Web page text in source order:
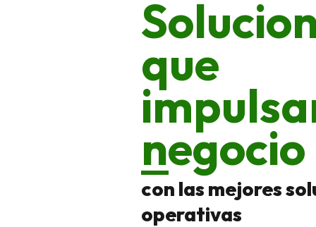
que
negocio
con las mejores
operativas